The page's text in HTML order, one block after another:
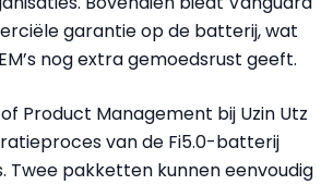
garantie op de batterij, wat
nog extra gemoedsrust geeft.
Product Management bij Uzin Utz
van de Fi5.0-batterij
Twee pakketten kunnen eenvoudig